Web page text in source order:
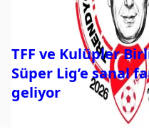
TFF ve Kulüpler
Süper Lig’e sanal
geliyor